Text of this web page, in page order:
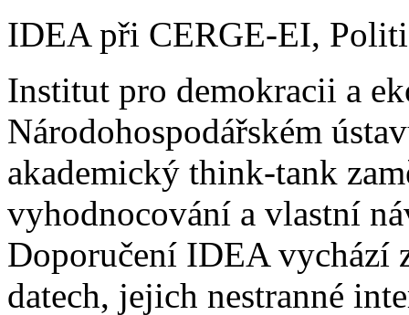
IDEA při CERGE-EI,
Institut pro demokracii a
Národohospodářském
akademický think-tank
vyhodnocování a vlastní
Doporučení IDEA vychází
datech, jejich nestranné